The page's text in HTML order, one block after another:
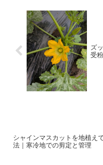
ズ
受
シャインマスカットを地植え
法｜寒冷地での剪定と管理